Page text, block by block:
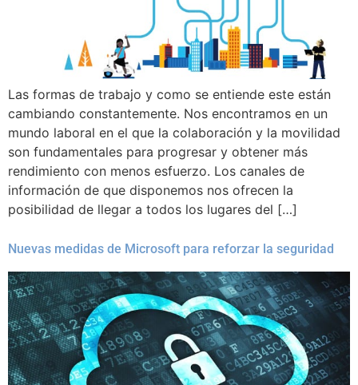
Las formas de trabajo y como se entiende este están
cambiando constantemente. Nos encontramos en un
mundo laboral en el que la colaboración y la movilidad
son fundamentales para progresar y obtener más
rendimiento con menos esfuerzo. Los canales de
información de que disponemos nos ofrecen la
posibilidad de llegar a todos los lugares del […]
Nuevas medidas de Microsoft para reforzar la seguridad